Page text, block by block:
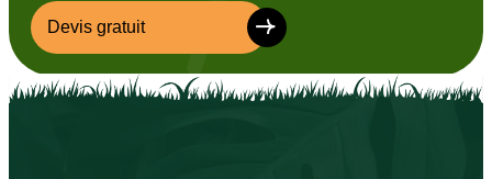
Devis gratuit